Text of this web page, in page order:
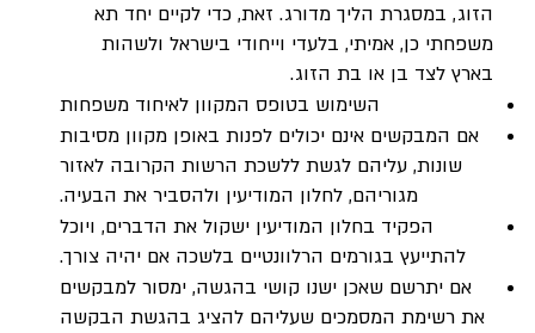
הזוג, במסגרת הליך מדורג. זאת, כדי לקיים יחד תא
משפחתי כן, אמיתי, בלעדי וייחודי בישראל ולשהות
בארץ לצד בן או בת הזוג.
השימוש בטופס המקוון לאיחוד משפחות
אם המבקשים אינם יכולים לפנות באופן מקוון מסיבות
שונות, עליהם לגשת ללשכת הרשות הקרובה לאזור
מגוריהם, לחלון המודיעין ולהסביר את הבעיה.
הפקיד בחלון המודיעין ישקול את הדברים, ויוכל
להתייעץ בגורמים הרלוונטיים בלשכה אם יהיה צורך.
אם יתרשם שאכן ישנו קושי בהגשה, ימסור למבקשים
את רשימת המסמכים שעליהם להציג בהגשת הבקשה